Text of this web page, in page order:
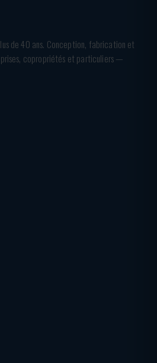
de 40 ans. Conception, fabrication et
copropriétés et particuliers —